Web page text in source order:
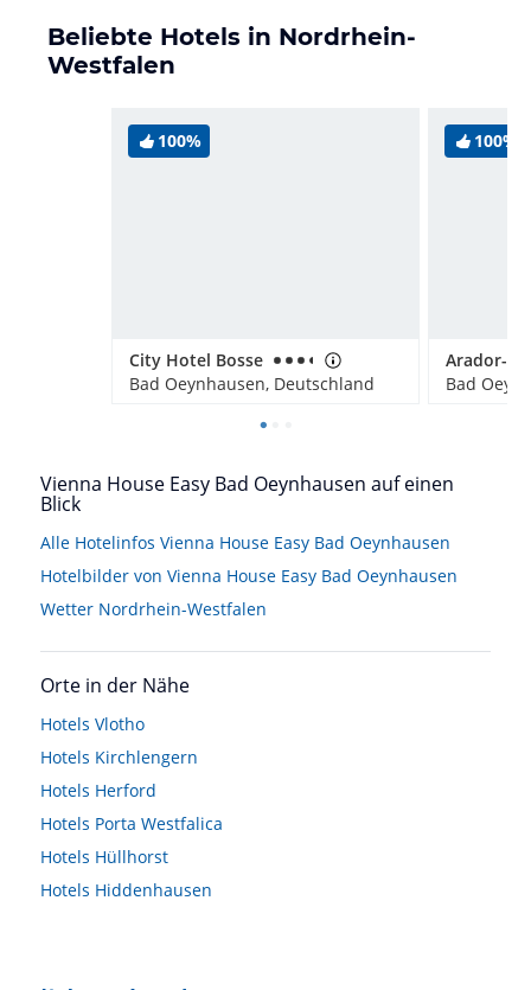
Beliebte Hotels in Nordrhein-
Westfalen
100%
City Hotel Bosse
Bad Oeynhausen, Deutschland
100%
Arador-
Bad
Vienna House Easy Bad Oeynhausen auf einen
Blick
Alle Hotelinfos Vienna House Easy Bad Oeynhausen
Hotelbilder von Vienna House Easy Bad Oeynhausen
Wetter Nordrhein-Westfalen
Orte in der Nähe
Hotels Vlotho
Hotels Kirchlengern
Hotels Herford
Hotels Porta Westfalica
Hotels Hüllhorst
Hotels Hiddenhausen